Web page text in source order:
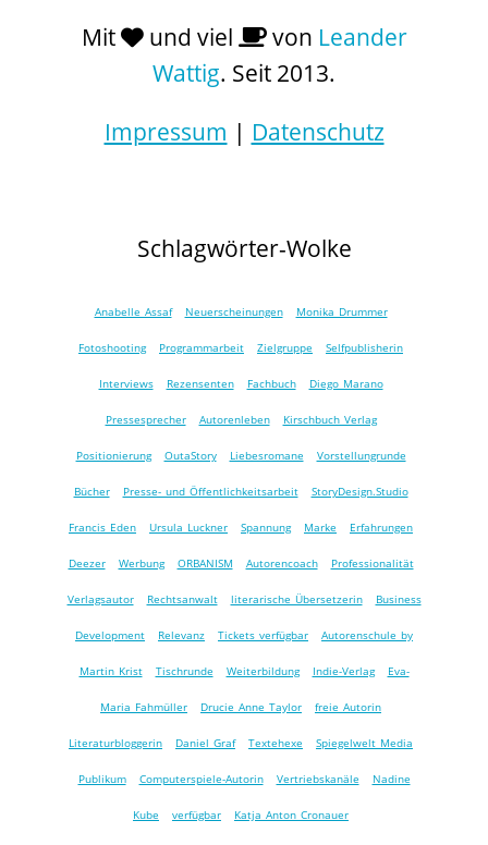
Mit und viel von Leander
Wattig. Seit 2013.
Impressum | Datenschutz
Schlagwörter-Wolke
Anabelle Assaf Neuerscheinungen Monika Drummer
Fotoshooting Programmarbeit Zielgruppe Selfpublisherin
Interviews Rezensenten Fachbuch Diego Marano
Pressesprecher Autorenleben Kirschbuch Verlag
Positionierung OutaStory Liebesromane Vorstellungrunde
Bücher Presse- und Öffentlichkeitsarbeit StoryDesign.Studio
Francis Eden Ursula Luckner Spannung Marke Erfahrungen
Deezer Werbung ORBANISM Autorencoach Professionalität
Verlagsautor Rechtsanwalt literarische Übersetzerin Business
Development Relevanz Tickets verfügbar Autorenschule by
Martin Krist Tischrunde Weiterbildung Indie-Verlag Eva-
Maria Fahmüller Drucie Anne Taylor freie Autorin
Literaturbloggerin Daniel Graf Textehexe Spiegelwelt Media
Publikum Computerspiele-Autorin Vertriebskanäle Nadine
Kube verfügbar Katja Anton Cronauer